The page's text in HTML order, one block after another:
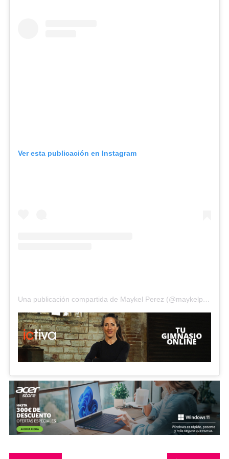
Ver esta publicación en Instagram
Una publicación compartida de Maykel Perez (@maykelpublicist)